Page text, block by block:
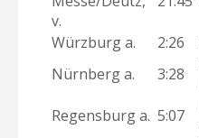
v.
Würzburg a. 2:26
Nürnberg a.
3:28
Regensburg a. 5:07